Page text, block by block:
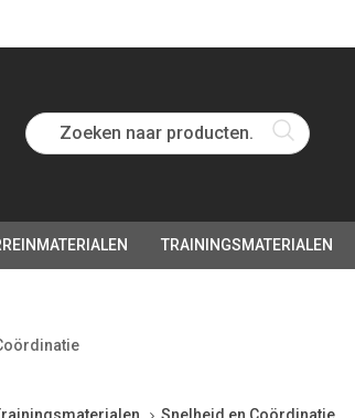
Zoeken naar producten...
TRAININGSMATERIALEN